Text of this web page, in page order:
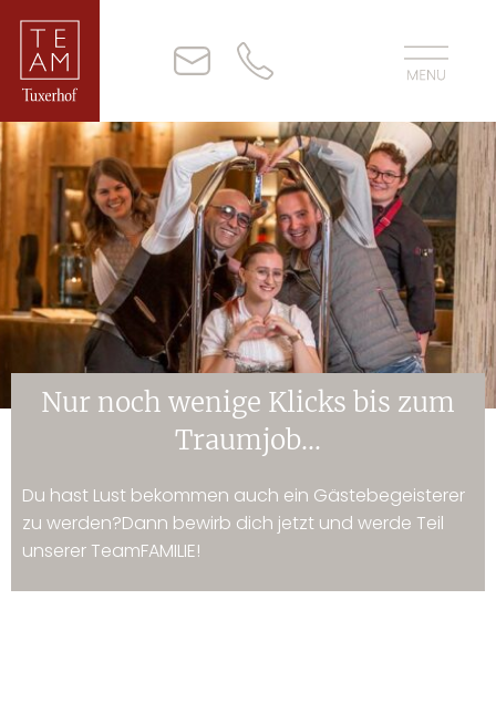
Nur noch wenige Klicks bis zum
Traumjob...
Du hast Lust bekommen auch ein Gästebegeisterer
zu werden?Dann bewirb dich jetzt und werde Teil
unserer TeamFAMILIE!